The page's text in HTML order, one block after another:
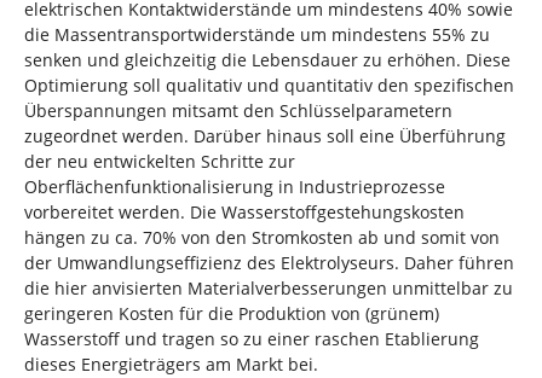
elektrischen Kontaktwiderstände um mindestens 40% sowie
die Massentransportwiderstände um mindestens 55% zu
senken und gleichzeitig die Lebensdauer zu erhöhen. Diese
Optimierung soll qualitativ und quantitativ den spezifischen
Überspannungen mitsamt den Schlüsselparametern
zugeordnet werden. Darüber hinaus soll eine Überführung
der neu entwickelten Schritte zur
Oberflächenfunktionalisierung in Industrieprozesse
vorbereitet werden. Die Wasserstoffgestehungskosten
hängen zu ca. 70% von den Stromkosten ab und somit von
der Umwandlungseffizienz des Elektrolyseurs. Daher führen
die hier anvisierten Materialverbesserungen unmittelbar zu
geringeren Kosten für die Produktion von (grünem)
Wasserstoff und tragen so zu einer raschen Etablierung
dieses Energieträgers am Markt bei.